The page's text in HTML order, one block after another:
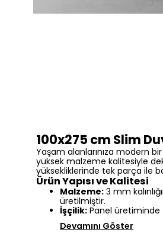
100x275 cm Slim
Yaşam alanlarınıza modern
yüksek malzeme kalitesiyle
yüksekliklerinde tek parça ile
Ürün Yapısı ve Kalitesi
Malzeme: 3 mm
üretilmiştir.
İşçilik: Panel üretiminde
Devamını Göster